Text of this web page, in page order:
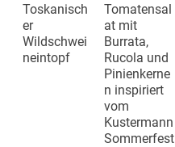
Toskanisch
er
Wildschwei
neintopf
Tomatensal
at mit
Burrata,
Rucola und
Pinienkerne
n inspiriert
vom
Kustermann
Sommerfest